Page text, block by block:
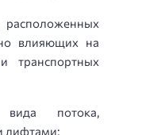
расположенных
влияющих на
транспортных
вида потока,
лифтами;